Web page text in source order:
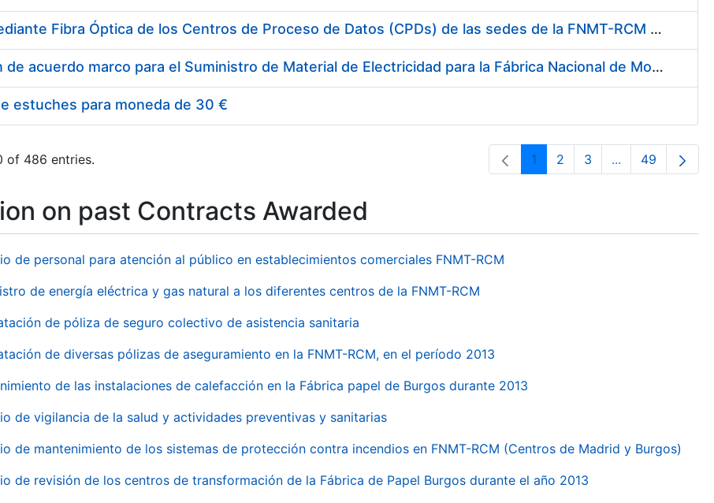
Conexión mediante Fibra Óptica de los Centros de Proceso de Datos (CPDs) de las sedes de la FNMT-RCM de Burgos y Madrid
Contratación de acuerdo marco para el Suministro de Material de Electricidad para la Fábrica Nacional de Moneda y Timbre-Real Casa de la Moneda en su centro de trabajo de Burgos
estuches para moneda de 30 €
of 486 entries. Page
1 Page
2 Page
3 ...Intermediate
Page
49
on past Contracts Awarded
de personal para atención al público en establecimientos comerciales FNMT-RCM
de energía eléctrica y gas natural a los diferentes centros de la FNMT-RCM
de póliza de seguro colectivo de asistencia sanitaria
de diversas pólizas de aseguramiento en la FNMT-RCM, en el período 2013
de las instalaciones de calefacción en la Fábrica papel de Burgos durante 2013
de vigilancia de la salud y actividades preventivas y sanitarias
de mantenimiento de los sistemas de protección contra incendios en FNMT-RCM (Centros de Madrid y Burgos)
de revisión de los centros de transformación de la Fábrica de Papel Burgos durante el año 2013